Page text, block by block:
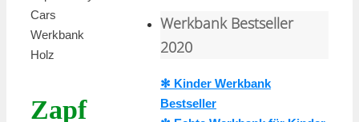
Cars
Werkbank
Holz
Zapf
Werkbank Bestseller
2020
✻ Kinder Werkbank
Bestseller